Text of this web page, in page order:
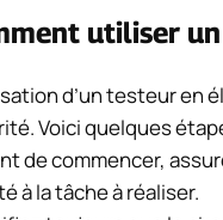
utiliser
d’un testeur
Voici quelques
de commencer,
à la tâche à réaliser.